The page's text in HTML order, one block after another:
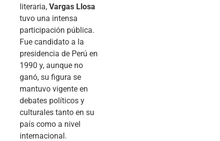
literaria, Vargas Llosa
tuvo una intensa
participación pública.
Fue candidato a la
presidencia de Perú en
1990 y, aunque no
ganó, su figura se
mantuvo vigente en
debates políticos y
culturales tanto en su
país como a nivel
internacional.